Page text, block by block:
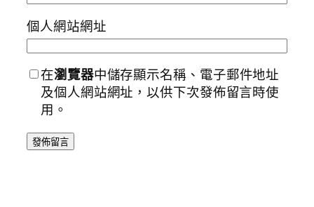
個人網站網址
在瀏覽器中儲存顯示名稱、電子郵件地址
及個人網站網址，以供下次發佈留言時使
用。